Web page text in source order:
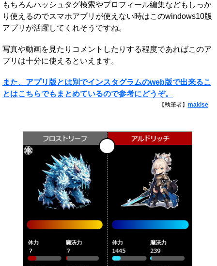
もちろんハッシュタグ検索やプロフィール編集などもしっか
り使えるのでスマホアプリが使えない時はこのwindows10版
アプリが活躍してくれそうですね。
写真や動画を見たりコメントしたりする程度であればこのア
プリは十分に使えるといえます。
また、アプリ版とは別でインスタグラムのweb版で出来るこ
とはこちらでもまとめているので参考にどうぞ。
【執筆者】 makise